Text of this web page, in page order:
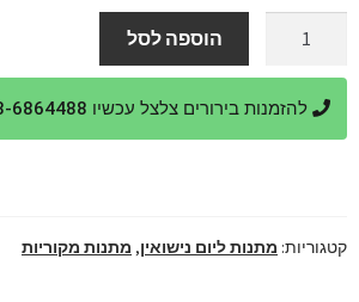
היה:
₪319.
הוא:
₪289.
מתנה
ליום
נישואים
הוספה לסל
להזמנות בירורים צלצל עכשיו 058-6864488
קטגוריות: מתנות ליום נישואין, מתנות מקוריות